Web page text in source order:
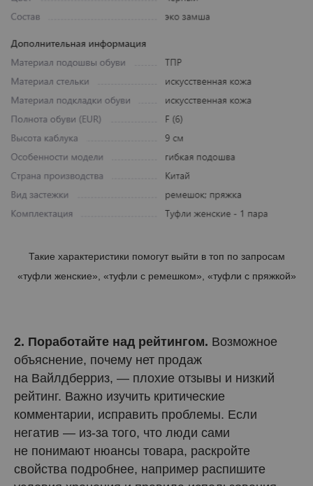
Такие характеристики помогут выйти в топ по запросам
«туфли женские», «туфли с ремешком», «туфли с пряжкой»
2. Поработайте над рейтингом. Возможное
объяснение, почему нет продаж
на Вайлдберриз, — плохие отзывы и низкий
рейтинг. Важно изучить критические
комментарии, исправить проблемы. Если
негатив — из-за того, что люди сами
не понимают нюансы товара, раскройте
свойства подробнее, например распишите